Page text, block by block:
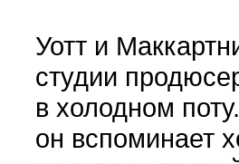
Уотт и
студии
в холодном
он вспоминает